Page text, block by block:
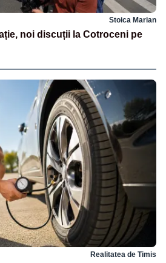
Stoica Marian
noi discuții la Cotroceni pe
Realitatea de Timis